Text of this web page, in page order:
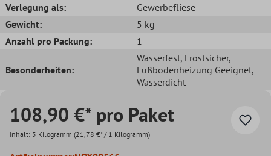
Verlegung als:
Gewerbefliese
Gewicht:
5 kg
Anzahl pro Packung:
1
Besonderheiten:
Wasserfest, Frostsicher,
Fußbodenheizung Geeignet,
Wasserdicht
108,90 €* pro Paket
Inhalt: 5 Kilogramm (21,78 €* / 1 Kilogramm)